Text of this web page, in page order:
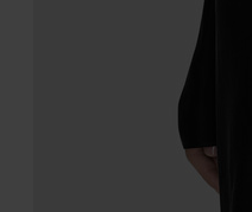
Collier sphérique Cluster